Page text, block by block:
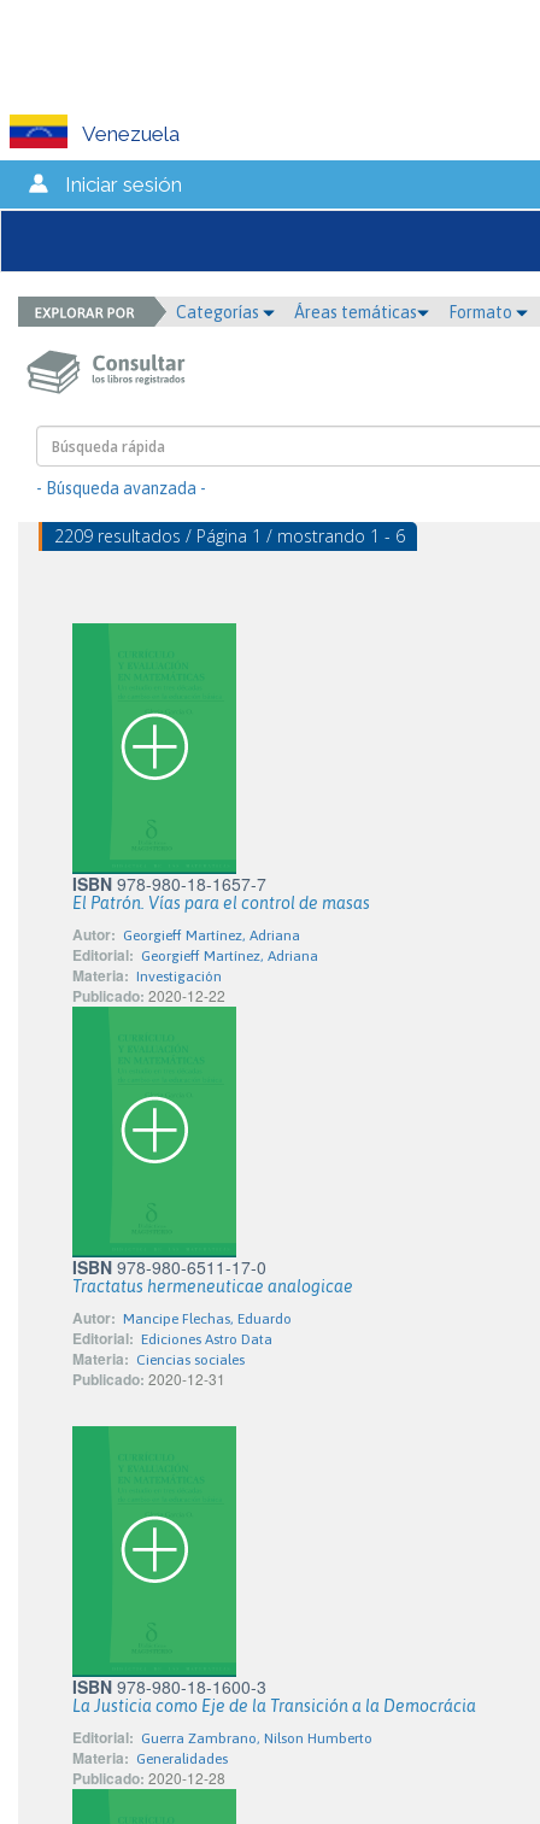
Venezuela
Iniciar sesión
Categorías Áreas temáticas Formato
- Búsqueda avanzada -
2209 resultados / Página 1 / mostrando 1 - 6
ISBN 978-980-18-1657-7
El Patrón. Vías para el control de masas
Autor: Georgieff Martínez, Adriana
Editorial: Georgieff Martínez, Adriana
Materia: Investigación
Publicado: 2020-12-22
ISBN 978-980-6511-17-0
Tractatus hermeneuticae analogicae
Autor: Mancipe Flechas, Eduardo
Editorial: Ediciones Astro Data
Materia: Ciencias sociales
Publicado: 2020-12-31
ISBN 978-980-18-1600-3
La Justicia como Eje de la Transición a la Democrácia
Editorial: Guerra Zambrano, Nilson Humberto
Materia: Generalidades
Publicado: 2020-12-28